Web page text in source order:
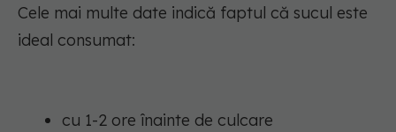
Cele mai multe date indică faptul că sucul este
ideal consumat:
cu 1-2 ore înainte de culcare